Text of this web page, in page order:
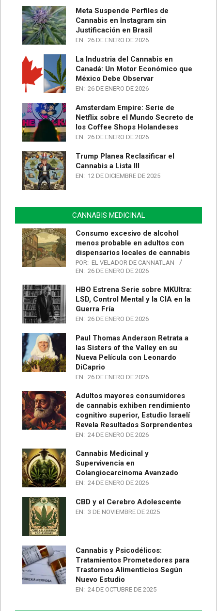
Meta Suspende Perfiles de
Cannabis en Instagram sin
Justificación en Brasil
EN: 26 DE ENERO DE 2026
La Industria del Cannabis en
Canadá: Un Motor Económico que
México Debe Observar
EN: 26 DE ENERO DE 2026
Amsterdam Empire: Serie de
Netflix sobre el Mundo Secreto de
los Coffee Shops Holandeses
EN: 26 DE ENERO DE 2026
Trump Planea Reclasificar el
Cannabis a Lista III
EN: 12 DE DICIEMBRE DE 2025
CANNABIS MEDICINAL
Consumo excesivo de alcohol
menos probable en adultos con
dispensarios locales de cannabis
POR: EL VELADOR DE CANNATLAN
EN: 26 DE ENERO DE 2026
HBO Estrena Serie sobre MKUltra:
LSD, Control Mental y la CIA en la
Guerra Fría
EN: 26 DE ENERO DE 2026
Paul Thomas Anderson Retrata a
las Sisters of the Valley en su
Nueva Película con Leonardo
DiCaprio
EN: 26 DE ENERO DE 2026
Adultos mayores consumidores
de cannabis exhiben rendimiento
cognitivo superior, Estudio Israelí
Revela Resultados Sorprendentes
EN: 24 DE ENERO DE 2026
Cannabis Medicinal y
Supervivencia en
Colangiocarcinoma Avanzado
EN: 24 DE ENERO DE 2026
CBD y el Cerebro Adolescente
EN: 3 DE NOVIEMBRE DE 2025
Cannabis y Psicodélicos:
Tratamientos Prometedores para
Trastornos Alimenticios Según
Nuevo Estudio
EN: 24 DE OCTUBRE DE 2025